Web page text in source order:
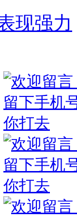
现强力